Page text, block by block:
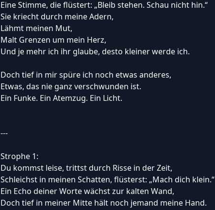
Eine Stimme, die flüstert: „Bleib stehen. Schau nicht hin.“
Sie kriecht durch meine Adern,
Lähmt meinen Mut,
Malt Grenzen um mein Herz,
Und je mehr ich ihr glaube, desto kleiner werde ich.
Doch tief in mir spüre ich noch etwas anderes,
Etwas, das nie ganz verschwunden ist.
Ein Funke. Ein Atemzug. Ein Licht.
---
Strophe 1:
Du kommst leise, trittst durch Risse in der Zeit,
Schleichst in meinen Schatten, flüsterst: „Mach dich klein.“
Ein Echo deiner Worte wächst zur kalten Wand,
Doch tief in meiner Mitte hält noch jemand meine Hand.